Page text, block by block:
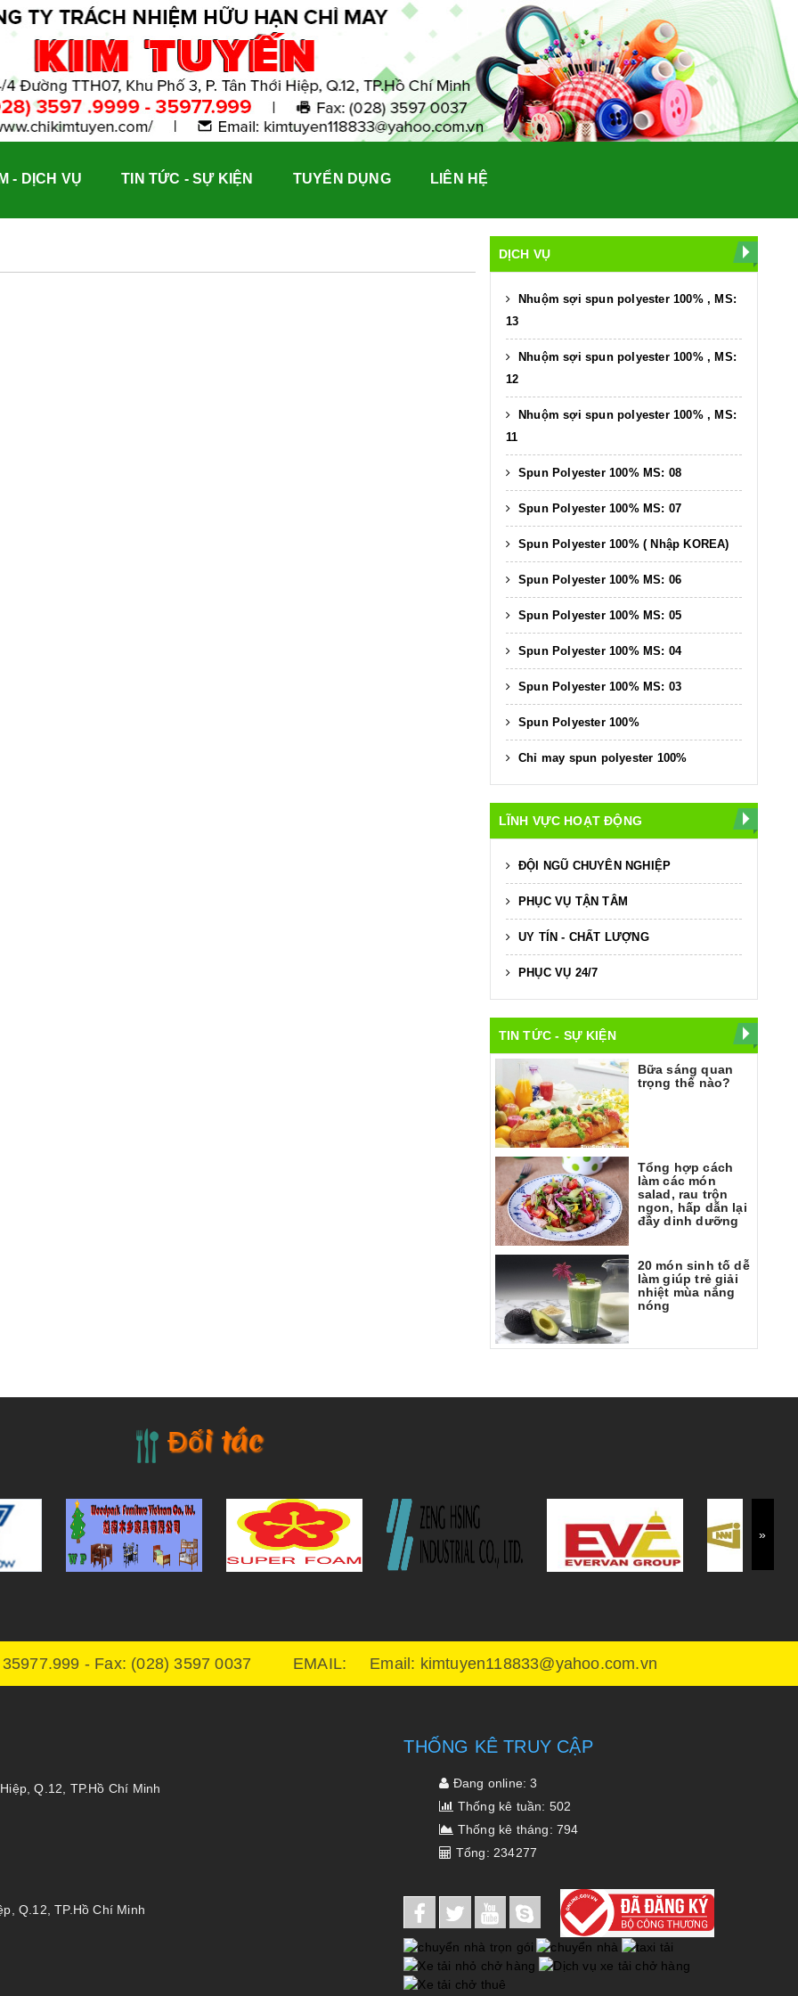
- DỊCH VỤ TIN TỨC - SỰ KIỆN TUYỂN DỤNG LIÊN HỆ
DỊCH VỤ
Nhuộm sợi spun polyester 100% , MS:
13
Nhuộm sợi spun polyester 100% , MS:
12
Nhuộm sợi spun polyester 100% , MS:
11
Spun Polyester 100% MS: 08
Spun Polyester 100% MS: 07
Spun Polyester 100% ( Nhập KOREA)
Spun Polyester 100% MS: 06
Spun Polyester 100% MS: 05
Spun Polyester 100% MS: 04
Spun Polyester 100% MS: 03
Spun Polyester 100%
Chỉ may spun polyester 100%
LĨNH VỰC HOẠT ĐỘNG
ĐỘI NGŨ CHUYÊN NGHIỆP
PHỤC VỤ TẬN TÂM
UY TÍN - CHẤT LƯỢNG
PHỤC VỤ 24/7
TIN TỨC - SỰ KIỆN
Bữa sáng quan
trọng thế nào?
Tổng hợp cách
làm các món
salad, rau trộn
ngon, hấp dẫn lại
đầy dinh dưỡng
20 món sinh tố dễ
làm giúp trẻ giải
nhiệt mùa nắng
nóng
Đối tác
»
- Fax: (028) 3597 0037 EMAIL: Email: kimtuyen118833@yahoo.com.vn
Q.12, TP.Hồ Chí Minh
Q.12, TP.Hồ Chí Minh
THỐNG KÊ TRUY CẬP
Đang online: 3
Thống kê tuần: 502
Thống kê tháng: 794
Tổng: 234277